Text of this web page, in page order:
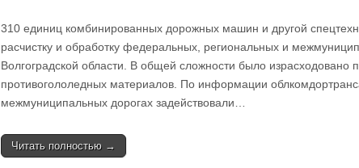
310 единиц комбинированных дорожных машин и другой
расчистку и обработку федеральных, региональных и
Волгоградской области. В общей сложности было израсходовано
противогололедных материалов. По информации
межмуниципальных дорогах задействовали…
Читать полностью →